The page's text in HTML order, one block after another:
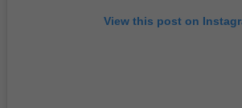
View this post on